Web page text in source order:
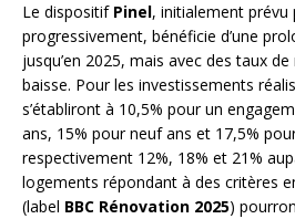
Le dispositif Pinel, initialement prévu
progressivement, bénéficie d’une
jusqu’en 2025, mais avec des taux
baisse. Pour les investissements
s’établiront à 10,5% pour un
ans, 15% pour neuf ans et 17,5%
respectivement 12%, 18% et 21%
logements répondant à des critères
(label BBC Rénovation 2025)